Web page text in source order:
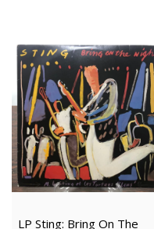
LP Sting: Bring On The